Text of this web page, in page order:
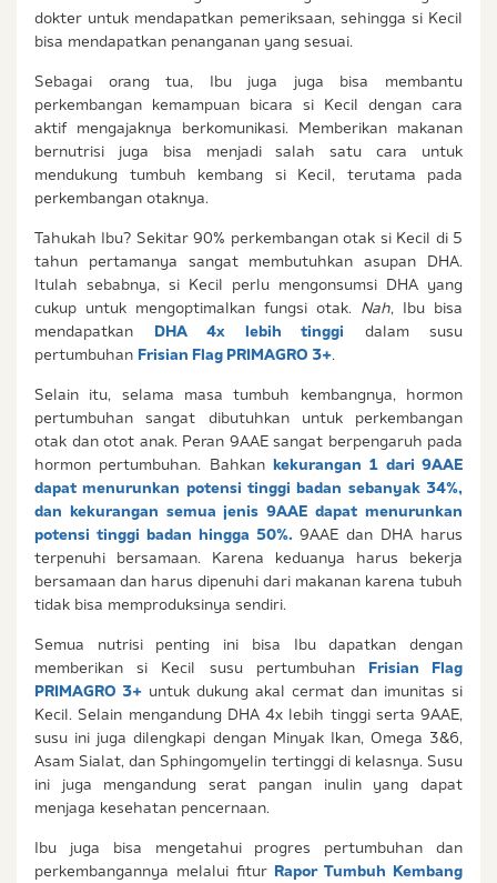
dokter untuk mendapatkan pemeriksaan, sehingga si Kecil
bisa mendapatkan penanganan yang sesuai.
Sebagai orang tua, Ibu juga juga bisa membantu
perkembangan kemampuan bicara si Kecil dengan cara
aktif mengajaknya berkomunikasi. Memberikan makanan
bernutrisi juga bisa menjadi salah satu cara untuk
mendukung tumbuh kembang si Kecil, terutama pada
perkembangan otaknya.
Tahukah Ibu? Sekitar 90% perkembangan otak si Kecil di 5
tahun pertamanya sangat membutuhkan asupan DHA.
Itulah sebabnya, si Kecil perlu mengonsumsi DHA yang
cukup untuk mengoptimalkan fungsi otak. Nah, Ibu bisa
mendapatkan DHA 4x lebih tinggi dalam susu
pertumbuhan Frisian Flag PRIMAGRO 3+.
Selain itu, selama masa tumbuh kembangnya, hormon
pertumbuhan sangat dibutuhkan untuk perkembangan
otak dan otot anak. Peran 9AAE sangat berpengaruh pada
hormon pertumbuhan. Bahkan kekurangan 1 dari 9AAE
dapat menurunkan potensi tinggi badan sebanyak 34%,
dan kekurangan semua jenis 9AAE dapat menurunkan
potensi tinggi badan hingga 50%. 9AAE dan DHA harus
terpenuhi bersamaan. Karena keduanya harus bekerja
bersamaan dan harus dipenuhi dari makanan karena tubuh
tidak bisa memproduksinya sendiri.
Semua nutrisi penting ini bisa Ibu dapatkan dengan
memberikan si Kecil susu pertumbuhan Frisian Flag
PRIMAGRO 3+ untuk dukung akal cermat dan imunitas si
Kecil. Selain mengandung DHA 4x lebih tinggi serta 9AAE,
susu ini juga dilengkapi dengan Minyak Ikan, Omega 3&6,
Asam Sialat, dan Sphingomyelin tertinggi di kelasnya. Susu
ini juga mengandung serat pangan inulin yang dapat
menjaga kesehatan pencernaan.
Ibu juga bisa mengetahui progres pertumbuhan dan
perkembangannya melalui fitur Rapor Tumbuh Kembang